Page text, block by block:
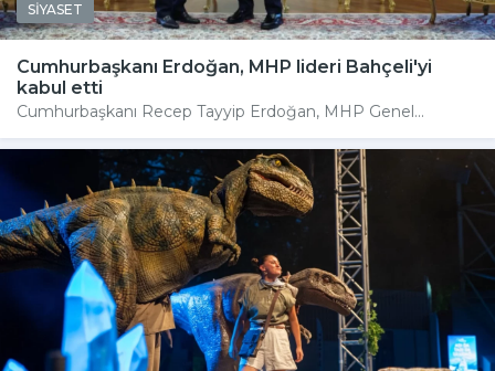
SİYASET
Cumhurbaşkanı Erdoğan, MHP lideri Bahçeli'yi
kabul etti
Cumhurbaşkanı Recep Tayyip Erdoğan, MHP Genel...